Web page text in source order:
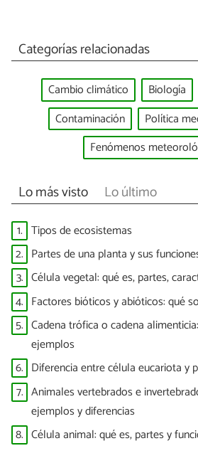
Categorías relacionadas
Cambio climático Biología
Contaminación
Política
Fenómenos
Lo más visto Lo último
1. Tipos de ecosistemas
2. Partes de una planta y sus
3. Célula vegetal: qué es, partes,
4. Factores bióticos y abióticos: qué
5. Cadena trófica o cadena
ejemplos
6. Diferencia entre célula eucariota y
7. Animales vertebrados e
ejemplos y diferencias
8. Célula animal: qué es, partes y